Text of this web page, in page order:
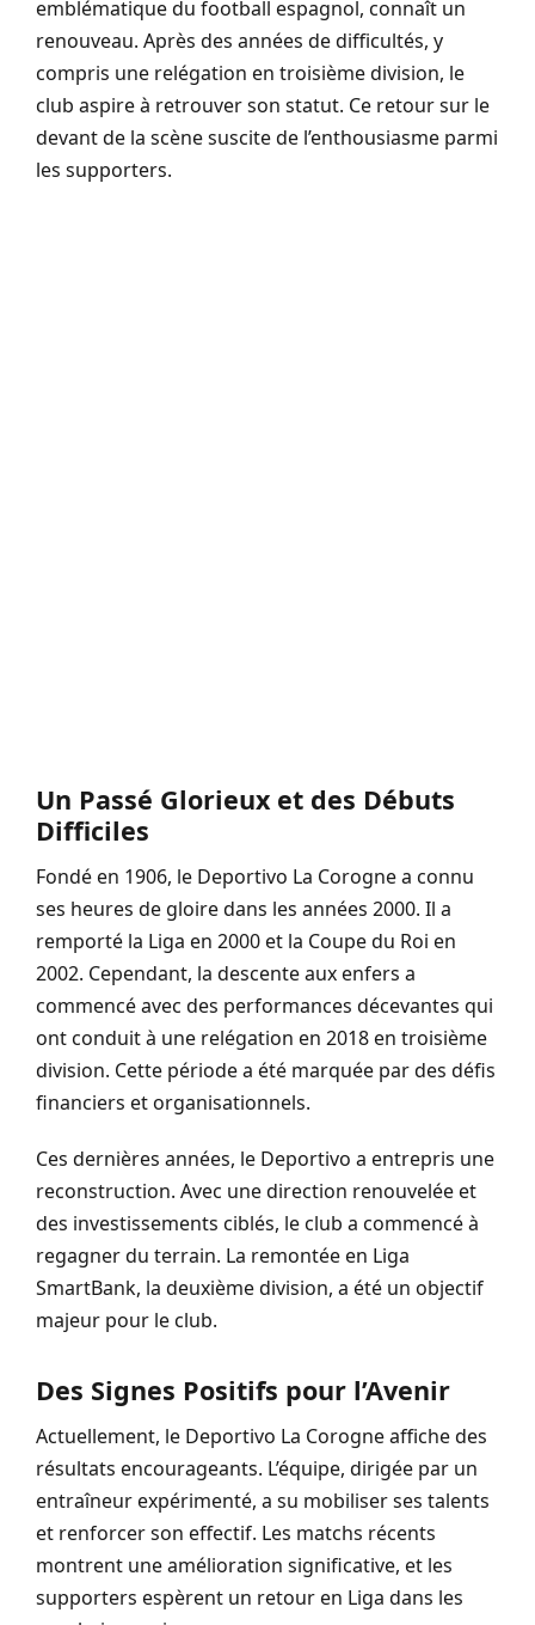
emblématique du football espagnol, connaît un
renouveau. Après des années de difficultés, y
compris une relégation en troisième division, le
club aspire à retrouver son statut. Ce retour sur le
devant de la scène suscite de l’enthousiasme parmi
les supporters.
Un Passé Glorieux et des Débuts
Difficiles
Fondé en 1906, le Deportivo La Corogne a connu
ses heures de gloire dans les années 2000. Il a
remporté la Liga en 2000 et la Coupe du Roi en
2002. Cependant, la descente aux enfers a
commencé avec des performances décevantes qui
ont conduit à une relégation en 2018 en troisième
division. Cette période a été marquée par des défis
financiers et organisationnels.
Ces dernières années, le Deportivo a entrepris une
reconstruction. Avec une direction renouvelée et
des investissements ciblés, le club a commencé à
regagner du terrain. La remontée en Liga
SmartBank, la deuxième division, a été un objectif
majeur pour le club.
Des Signes Positifs pour l’Avenir
Actuellement, le Deportivo La Corogne affiche des
résultats encourageants. L’équipe, dirigée par un
entraîneur expérimenté, a su mobiliser ses talents
et renforcer son effectif. Les matchs récents
montrent une amélioration significative, et les
supporters espèrent un retour en Liga dans les